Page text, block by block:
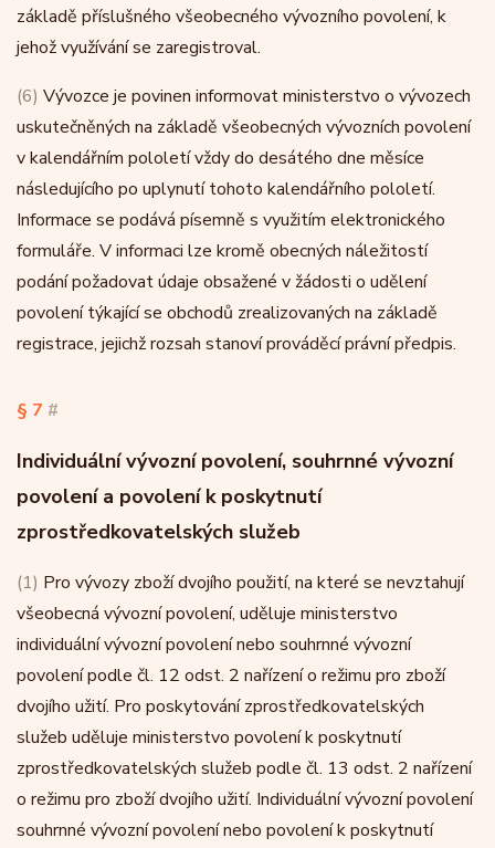
základě příslušného všeobecného vývozního povolení, k
jehož využívání se zaregistroval.
(6) Vývozce je povinen informovat ministerstvo o vývozech
uskutečněných na základě všeobecných vývozních povolení
v kalendářním pololetí vždy do desátého dne měsíce
následujícího po uplynutí tohoto kalendářního pololetí.
Informace se podává písemně s využitím elektronického
formuláře. V informaci lze kromě obecných náležitostí
podání požadovat údaje obsažené v žádosti o udělení
povolení týkající se obchodů zrealizovaných na základě
registrace, jejichž rozsah stanoví prováděcí právní předpis.
§ 7 #
Individuální vývozní povolení, souhrnné vývozní
povolení a povolení k poskytnutí
zprostředkovatelských služeb
(1) Pro vývozy zboží dvojího použití, na které se nevztahují
všeobecná vývozní povolení, uděluje ministerstvo
individuální vývozní povolení nebo souhrnné vývozní
povolení podle čl. 12 odst. 2 nařízení o režimu pro zboží
dvojího užití. Pro poskytování zprostředkovatelských
služeb uděluje ministerstvo povolení k poskytnutí
zprostředkovatelských služeb podle čl. 13 odst. 2 nařízení
o režimu pro zboží dvojího užití. Individuální vývozní povolení
souhrnné vývozní povolení nebo povolení k poskytnutí